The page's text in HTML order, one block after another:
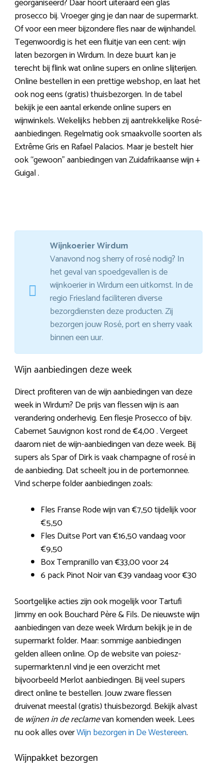
georganiseerd? Daar hoort uiteraard een glas
prosecco bij. Vroeger ging je dan naar de supermarkt.
Of voor een meer bijzondere fles naar de wijnhandel.
Tegenwoordig is het een fluitje van een cent: wijn
laten bezorgen in Wirdum. In deze buurt kan je
terecht bij flink wat online supers en online slijterijen.
Online bestellen in een prettige webshop, en laat het
ook nog eens (gratis) thuisbezorgen. In de tabel
bekijk je een aantal erkende online supers en
wijnwinkels. Wekelijks hebben zij aantrekkelijke Rosé-
aanbiedingen. Regelmatig ook smaakvolle soorten als
Extrême Gris en Rafael Palacios. Maar je bestelt hier
ook “gewoon” aanbiedingen van Zuidafrikaanse wijn +
Guigal .
Wijnkoerier Wirdum
Vanavond nog sherry of rosé nodig? In
het geval van spoedgevallen is de
wijnkoerier in Wirdum een uitkomst. In de
regio Friesland faciliteren diverse
bezorgdiensten deze producten. Zij
bezorgen jouw Rosé, port en sherry vaak
binnen een uur.
Wijn aanbiedingen deze week
Direct profiteren van de wijn aanbiedingen van deze
week in Wirdum? De prijs van flessen wijn is aan
verandering onderhevig. Een flesje Prosecco of bijv.
Cabernet Sauvignon kost rond de €4,00 . Vergeet
daarom niet de wijn-aanbiedingen van deze week. Bij
supers als Spar of Dirk is vaak champagne of rosé in
de aanbieding. Dat scheelt jou in de portemonnee.
Vind scherpe folder aanbiedingen zoals:
Fles Franse Rode wijn van €7,50 tijdelijk voor
€5,50
Fles Duitse Port van €16,50 vandaag voor
€9,50
Box Tempranillo van €33,00 voor 24
6 pack Pinot Noir van €39 vandaag voor €30
Soortgelijke acties zijn ook mogelijk voor Tartufi
Jimmy en ook Bouchard Père & Fils. De nieuwste wijn
aanbiedingen van deze week Wirdum bekijk je in de
supermarkt folder. Maar: sommige aanbiedingen
gelden alleen online. Op de website van poiesz-
supermarkten.nl vind je een overzicht met
bijvoorbeeld Merlot aanbiedingen. Bij veel supers
direct online te bestellen. Jouw zware flessen
druivenat meestal (gratis) thuisbezorgd. Bekijk alvast
de wijnen in de reclamevan komenden week. Lees
nu ook alles overWijn bezorgen in De Westereen.
Wijnpakket bezorgen